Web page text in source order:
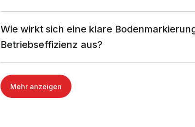
Wie wirkt sich eine klare
Betriebseffizienz aus?
Mehr anzeigen